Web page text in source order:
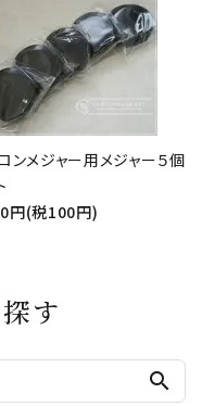
ンメジャー用メジャー５個
円(税100円)
す
search